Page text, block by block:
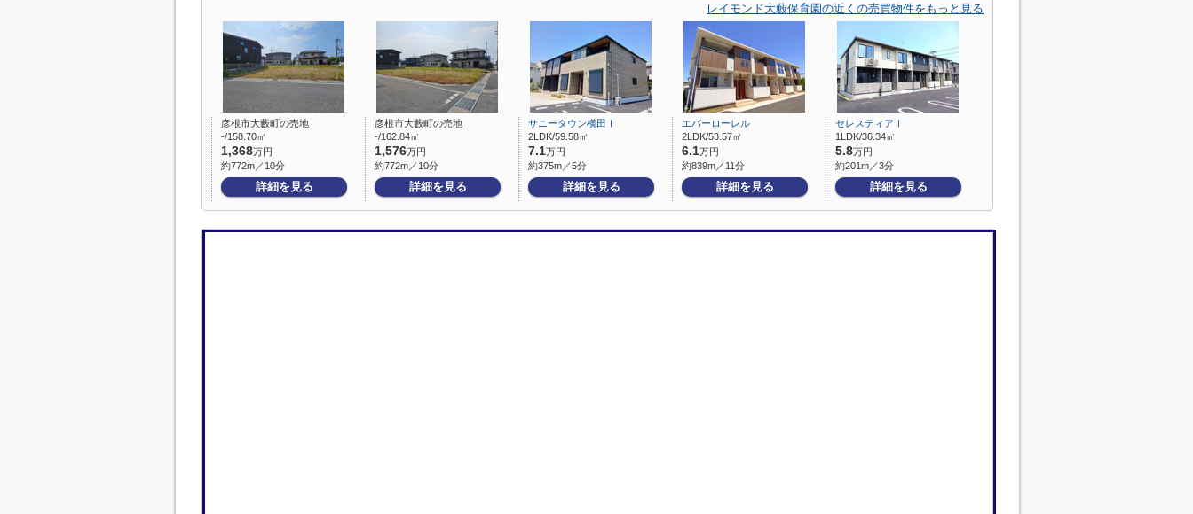
レイモンド大藪保育園の近くの売買物件をもっと見る
彦根市大藪町の売地
-/158.70㎡
1,368万円
約772m／10分
詳細を見る
彦根市大藪町の売地
-/162.84㎡
1,576万円
約772m／10分
詳細を見る
サニータウン横田Ⅰ
2LDK/59.58㎡
7.1万円
約375m／5分
詳細を見る
エバーローレル
2LDK/53.57㎡
6.1万円
約839m／11分
詳細を見る
セレスティアⅠ
1LDK/36.34㎡
5.8万円
約201m／3分
詳細を見る